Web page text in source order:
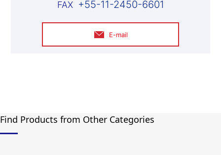
+55-11-2450-6601
E-mail
Find Products from Other Categories